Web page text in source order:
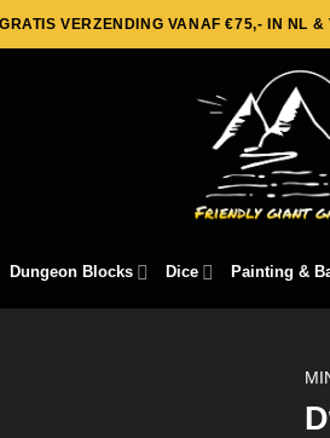
GRATIS VERZENDING VANAF €75,- IN NL
Dungeon Blocks Dice Painting &